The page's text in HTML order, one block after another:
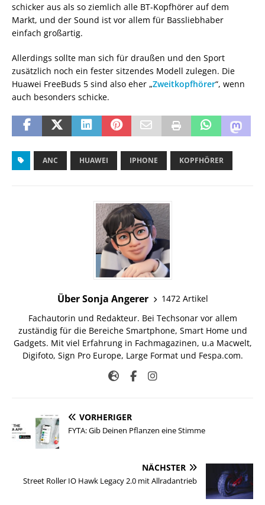
schicker aus als so ziemlich alle BT-Kopfhörer auf dem
Markt, und der Sound ist vor allem für Bassliebhaber
einfach großartig.
Allerdings sollte man sich für draußen und den Sport
zusätzlich noch ein fester sitzendes Modell zulegen. Die
Huawei FreeBuds 5 sind also eher „Zweitkopfhörer“, wenn
auch besonders schicke.
ANC HUAWEI IPHONE KOPFHÖRER
Über Sonja Angerer
1472 Artikel
Fachautorin und Redakteur. Bei Techsonar vor allem
zuständig für die Bereiche Smartphone, Smart Home und
Gadgets. Mit viel Erfahrung in Fachmagazinen, u.a Macwelt,
Digifoto, Sign Pro Europe, Large Format und Fespa.com.
VORHERIGER
FYTA: Gib Deinen Pflanzen eine Stimme
NÄCHSTER
Street Roller IO Hawk Legacy 2.0 mit Allradantrieb